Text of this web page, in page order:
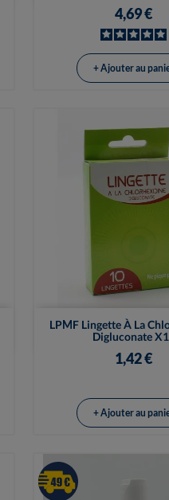
4,69 €
+ Ajouter au
LPMF Lingette À La
Digluconate
1,42 €
Vue
+ Ajouter au